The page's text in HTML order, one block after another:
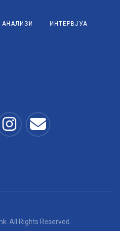
АНАЛИЗИ ИНТЕРВЈУА
All Rights Reserved.